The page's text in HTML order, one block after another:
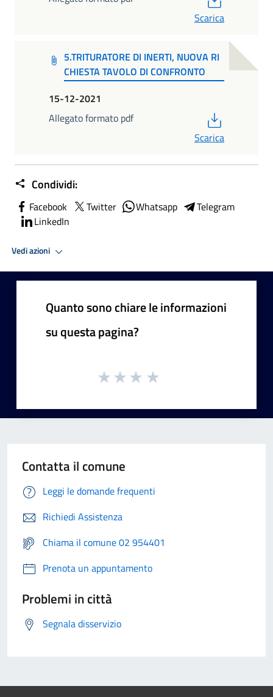
Scarica
5.TRITURATORE DI INERTI, NUOVA RI
CHIESTA TAVOLO DI CONFRONTO
15-12-2021
Allegato formato pdf
Scarica
Condividi:
Facebook Twitter Whatsapp
Telegram
LinkedIn
Vedi azioni
Quanto sono chiare le informazioni
su questa pagina?
Contatta il comune
Leggi le domande frequenti
Richiedi Assistenza
Chiama il comune 02 954401
Prenota un appuntamento
Problemi in città
Segnala disservizio